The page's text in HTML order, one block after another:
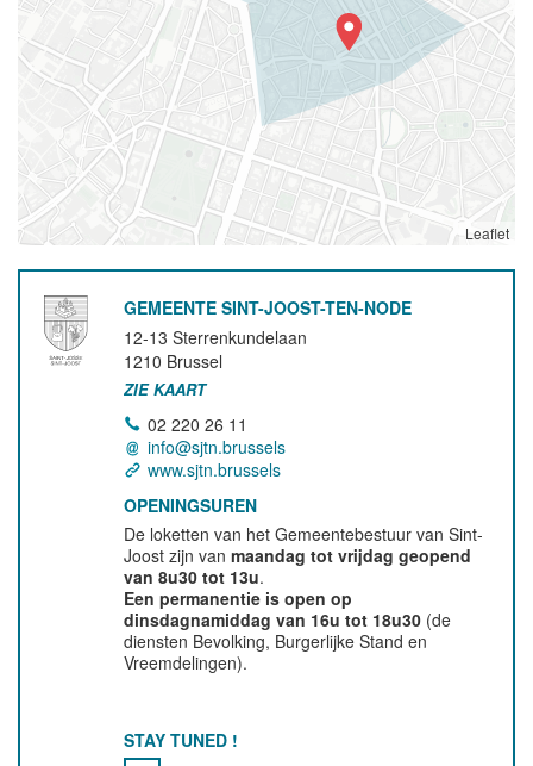
Leaflet
GEMEENTE SINT-JOOST-TEN-NODE
12-13 Sterrenkundelaan
1210 Brussel
ZIE KAART
02 220 26 11
info@sjtn.brussels
www.sjtn.brussels
OPENINGSUREN
De loketten van het Gemeentebestuur van Sint-
Joost zijn vanmaandag tot vrijdag geopend
van 8u30 tot 13u.
Een permanentie is open op
dinsdagnamiddag van 16u tot 18u30 (de
diensten Bevolking, Burgerlijke Stand en
Vreemdelingen).
STAY TUNED !